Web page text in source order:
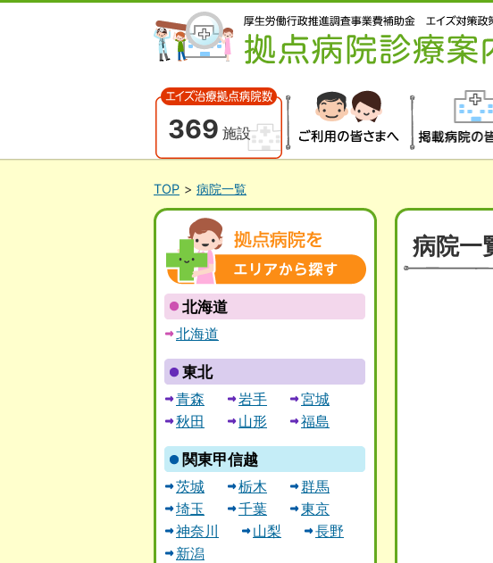
369 施設
TOP 病院一覧
病院一
エリアから探す
北海道
北海道
東北
青森
岩手
宮城
秋田
山形 福島
関東甲信越
茨城
栃木
群馬
埼玉
千葉
東京
神奈川
山梨
長野
新潟